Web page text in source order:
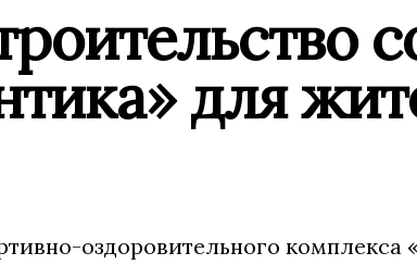
для
оздоровительного комплекса